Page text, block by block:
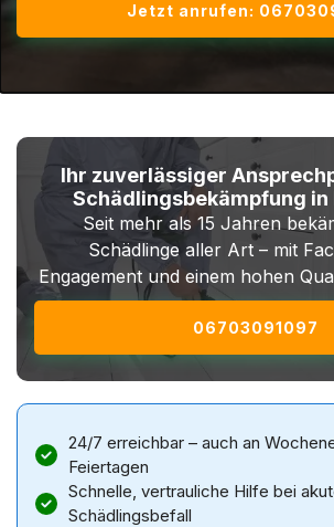
Jetzt anrufen:
Ihr zuverlässiger
Schädlingsbekämpfung in
Seit mehr als 15 Jahren
Schädlinge aller Art – mit
Engagement und einem hohen
06703091097
24/7 erreichbar – auch an
Feiertagen
Schnelle, vertrauliche Hilfe bei
Schädlingsbefall